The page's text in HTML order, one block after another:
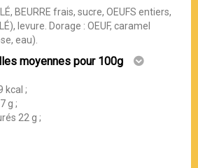
BEURRE frais, sucre, OEUFS entiers,
levure. Dorage : OEUF, caramel
eau).
moyennes pour 100g
kcal ;
g ;
22 g ;